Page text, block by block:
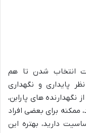
انتخاب شدن تا هم
پایداری و نگهداری
نگهدارنده های پارابن،
برای بعضی افراد
دارید، بهتره این